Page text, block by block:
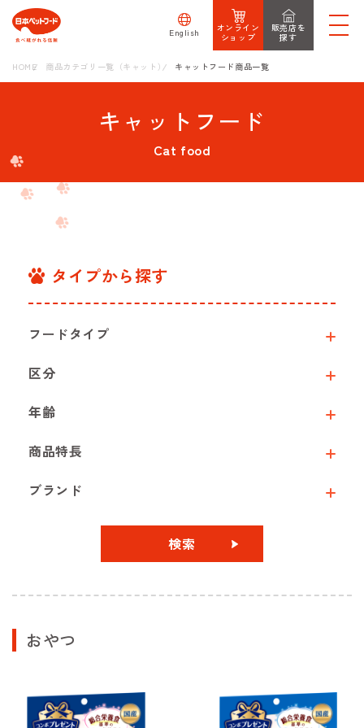
English
オンライン
ショップ
販売店を
探す
HOME 商品カテゴリ一覧（キャット） キャットフード商品一覧
キャットフード
Cat food
タイプから探す
フードタイプ
区分
年齢
商品特長
ブランド
検索
おやつ